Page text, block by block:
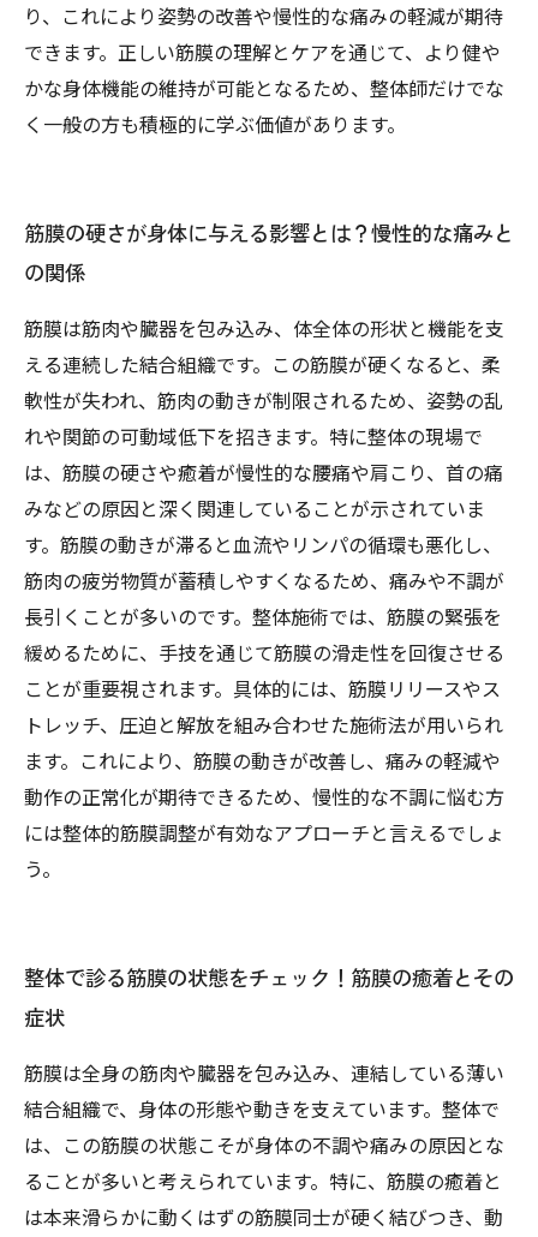
り、これにより姿勢の改善や慢性的な痛みの軽減が期待
できます。正しい筋膜の理解とケアを通じて、より健や
かな身体機能の維持が可能となるため、整体師だけでな
く一般の方も積極的に学ぶ価値があります。
筋膜の硬さが身体に与える影響とは？慢性的な痛みと
の関係
筋膜は筋肉や臓器を包み込み、体全体の形状と機能を支
える連続した結合組織です。この筋膜が硬くなると、柔
軟性が失われ、筋肉の動きが制限されるため、姿勢の乱
れや関節の可動域低下を招きます。特に整体の現場で
は、筋膜の硬さや癒着が慢性的な腰痛や肩こり、首の痛
みなどの原因と深く関連していることが示されていま
す。筋膜の動きが滞ると血流やリンパの循環も悪化し、
筋肉の疲労物質が蓄積しやすくなるため、痛みや不調が
長引くことが多いのです。整体施術では、筋膜の緊張を
緩めるために、手技を通じて筋膜の滑走性を回復させる
ことが重要視されます。具体的には、筋膜リリースやス
トレッチ、圧迫と解放を組み合わせた施術法が用いられ
ます。これにより、筋膜の動きが改善し、痛みの軽減や
動作の正常化が期待できるため、慢性的な不調に悩む方
には整体的筋膜調整が有効なアプローチと言えるでしょ
う。
整体で診る筋膜の状態をチェック！筋膜の癒着とその
症状
筋膜は全身の筋肉や臓器を包み込み、連結している薄い
結合組織で、身体の形態や動きを支えています。整体で
は、この筋膜の状態こそが身体の不調や痛みの原因とな
ることが多いと考えられています。特に、筋膜の癒着と
は本来滑らかに動くはずの筋膜同士が硬く結びつき、動